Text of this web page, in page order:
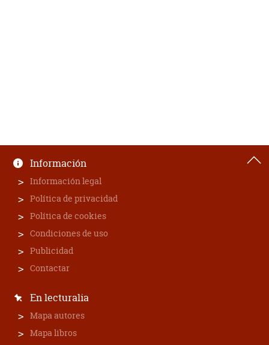
Información
Información legal
Política de privacidad
Política de cookies
Condiciones de uso
Publicidad
Contactar
En lecturalia
Mapa autores
Mapa libros